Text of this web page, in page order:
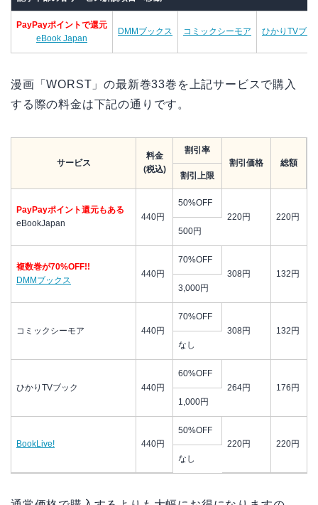
PayPayポイントで還元
eBook Japan
DMMブックス コミックシーモア ひかりTVブッ
漫画「WORST」の最新巻33巻を上記サービスで購入
する際の料金は下記の通りです。
サービス
料金
(税込)
割引率
割引価格
総額
割引上限
PayPayポイント還元もある
eBookJapan
440円
50%OFF
220円
220円
500円
複数巻が70%OFF!!
DMMブックス
440円
70%OFF
308円
132円
3,000円
コミックシーモア 440円
70%OFF
308円
132円
なし
ひかりTVブック 440円
60%OFF
264円
176円
1,000円
BookLive! 440円
50%OFF
220円
220円
なし